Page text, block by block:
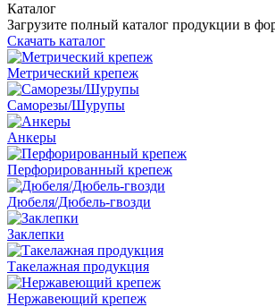
Каталог
Загрузите полный каталог продукции в
Скачать каталог
Метрический крепеж
Саморезы/Шурупы
Анкеры
Перфорированный крепеж
Дюбеля/Дюбель-гвозди
Заклепки
Такелажная продукция
Нержавеющий крепеж